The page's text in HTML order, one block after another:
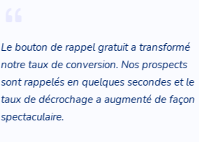
Le bouton de rappel gratuit a transformé
notre taux de conversion. Nos prospects
sont rappelés en quelques secondes et le
taux de décrochage a augmenté de façon
spectaculaire.